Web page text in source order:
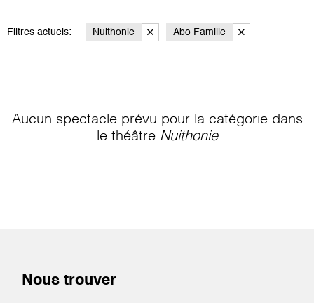
Filtres actuels: Nuithonie Abo Famille
Aucun spectacle prévu pour la catégorie dans
le théâtre Nuithonie
Nous trouver